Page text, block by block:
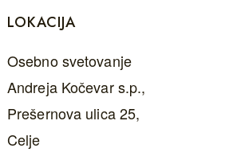
LOKACIJA
Osebno svetovanje
Andreja Kočevar s.p.,
Prešernova ulica 25,
Celje